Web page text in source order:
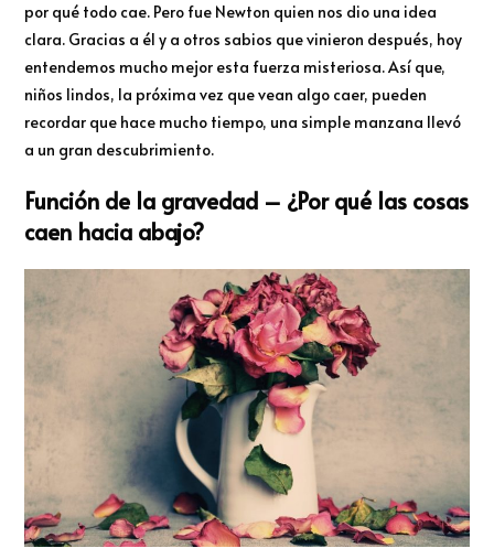
por qué todo cae. Pero fue Newton quien nos dio una idea
clara. Gracias a él y a otros sabios que vinieron después, hoy
entendemos mucho mejor esta fuerza misteriosa. Así que,
niños lindos, la próxima vez que vean algo caer, pueden
recordar que hace mucho tiempo, una simple manzana llevó
a un gran descubrimiento.
Función de la gravedad – ¿Por qué las cosas
caen hacia abajo?